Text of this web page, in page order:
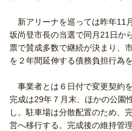
新アリーナを巡っては昨年11
坂尚登市長の当選で同月21日か
票で賛成多数で継続が決まり、
を２年間延伸する債務負担行為
事業者とは６日付で変更契約
完成は29年７月末、ほかの公園
し。駐車場は分散配置のため、
営へ移行する。完成後の維持管